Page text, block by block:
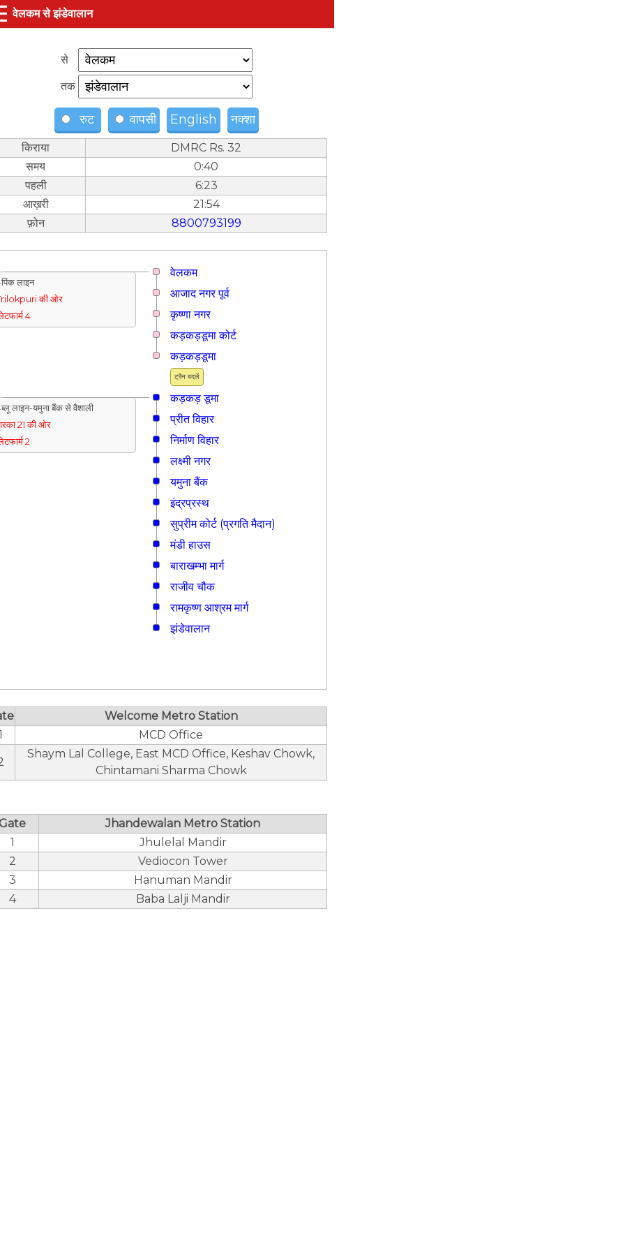
वेलकम से झंडेवालान
से
तक
रुट वापसी English नक्शा
किराया
DMRC Rs. 32
समय
0:40
पहली
6:23
आख़री
21:54
फ़ोन
8800793199
वेलकम
लाइन
की ओर
4
आजाद नगर पूर्व
कृष्णा नगर
कड़कड़डूमा कोर्ट
ट्रैन बदलें
कड़कड़डूमा
कड़कड़ डूमा
लाइन-यमुना बैंक से वैशाली
21 की ओर
2
प्रीत विहार
निर्माण विहार
लक्ष्मी नगर
यमुना बैंक
इंद्रप्रस्थ
सुप्रीम कोर्ट (प्रगति मैदान)
मंडी हाउस
बाराखम्भा मार्ग
राजीव चौक
रामकृष्ण आश्रम मार्ग
झंडेवालान
Welcome Metro Station
MCD Office
Shaym Lal College, East MCD Office, Keshav Chowk,
Chintamani Sharma Chowk
Jhandewalan Metro Station
1
Jhulelal Mandir
2
Vediocon Tower
3
Hanuman Mandir
4
Baba Lalji Mandir